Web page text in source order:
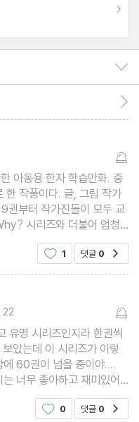
아동용 한자 학습만화. 중
한 작품이다. 글, 그림 작가
권부터 작가진들이 모두 교
학＞과 ＜KREYSZIG 공업
성전이다. 2008년 하반
1 댓글 0
유명 시리즈인지라 한권씩
았는데 이 시리즈가 이렇
60권이 넘을 중이야....
너무 좋아하고 재미있어
0 댓글 0